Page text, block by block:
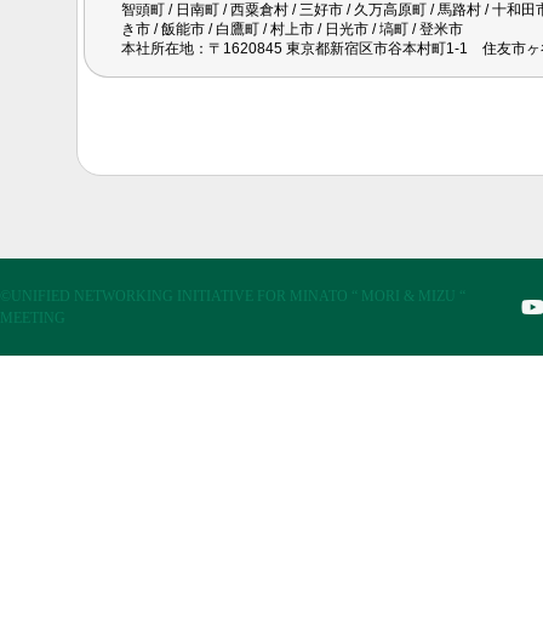
智頭町 / 日南町 / 西粟倉村 / 三好市 / 久万高原町 / 馬路村 / 十和
き市 / 飯能市 / 白鷹町 / 村上市 / 日光市 / 塙町 / 登米市
本社所在地：〒1620845 東京都新宿区市谷本村町1-1 住友市ヶ
©UNIFIED NETWORKING INITIATIVE FOR MINATO “ MORI & MIZU “
MEETING